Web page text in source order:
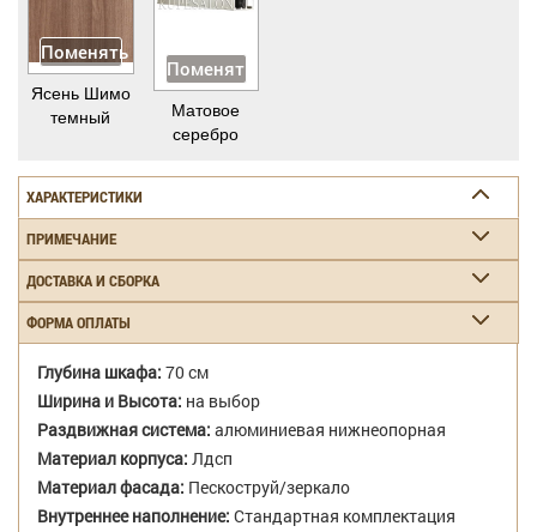
Поменять
Ясень Шимо
темный
Поменять
Матовое
серебро
ХАРАКТЕРИСТИКИ
ПРИМЕЧАНИЕ
ДОСТАВКА И СБОРКА
ФОРМА ОПЛАТЫ
Глубина шкафа: 70 см
Ширина и Высота: на выбор
Раздвижная система: алюминиевая нижнеопорная
Материал корпуса: Лдсп
Материал фасада: Пескоструй/зеркало
Внутреннее наполнение: Стандартная комплектация